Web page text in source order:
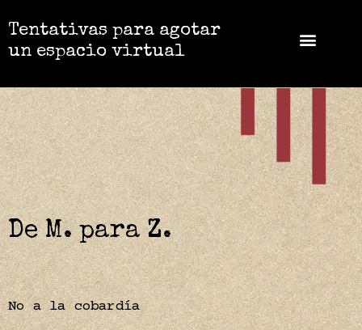
Tentativas para agotar
un espacio virtual
De M. para Z.
No a la cobardía